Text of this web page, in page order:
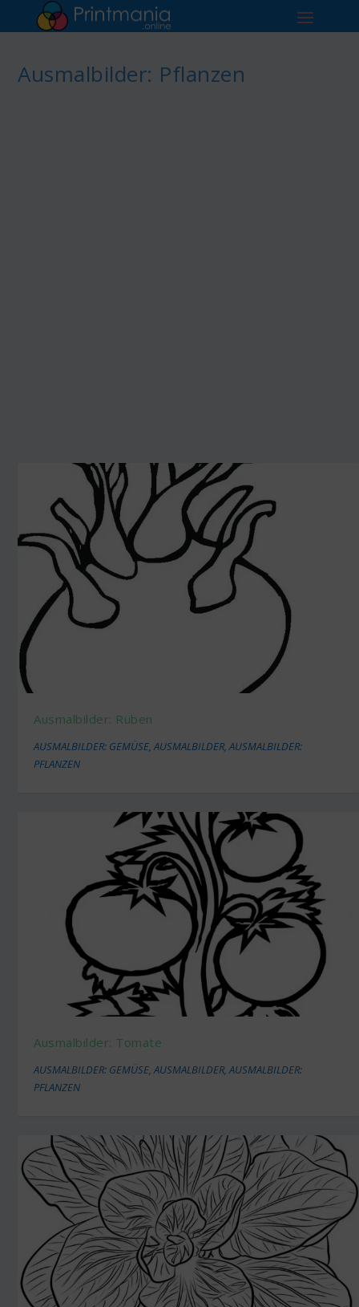
Ausmalbilder: Pflanzen
Ausmalbilder: Rüben
AUSMALBILDER: GEMÜSE,AUSMALBILDER,AUSMALBILDER:
PFLANZEN
Ausmalbilder: Tomate
AUSMALBILDER: GEMÜSE,AUSMALBILDER,AUSMALBILDER:
PFLANZEN